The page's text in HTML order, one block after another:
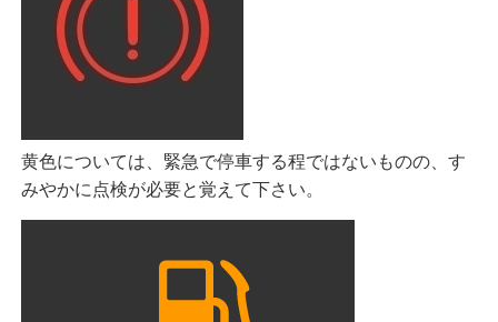
黄色については、 緊急で停車する程ではないものの、す
みやかに点検が必要と覚えて下さい。